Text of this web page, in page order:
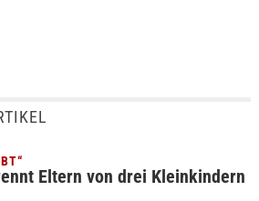
Eltern von drei Kleinkindern